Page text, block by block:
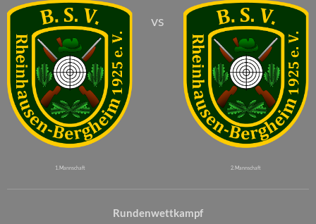
1. Mannschaft
vs
2. Mannschaft
Rundenwettkampf